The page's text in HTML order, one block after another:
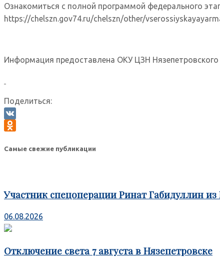
Ознакомиться с полной программой федерального
https://chelszn.gov74.ru/chelszn/other/
Информация предоставлена ОКУ ЦЗН Нязепетровского
Поделиться:
VK
Самые свежие публикации
Участник спецоперации Ринат Габидуллин
06.08.2026
Отключение света 7 августа в Нязепетровске